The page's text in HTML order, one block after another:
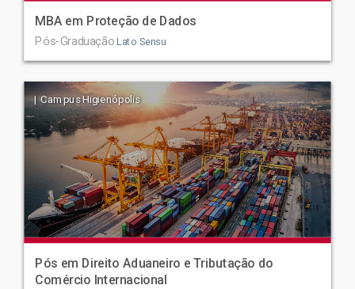
MBA em Proteção de Dados
Pós-Graduação Lato Sensu
| Campus Higienópolis
Pós em Direito Aduaneiro e Tributação do
Comércio Internacional